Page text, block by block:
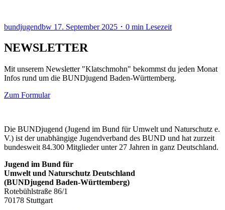
bundjugendbw 17. September 2025 ･ 0 min Lesezeit
NEWSLETTER
Mit unserem Newsletter "Klatschmohn" bekommst du jeden Monat
Infos rund um die BUNDjugend Baden-Württemberg.
Zum Formular
Die BUNDjugend (Jugend im Bund für Umwelt und Naturschutz e.
V.) ist der unabhängige Jugendverband des BUND und hat zurzeit
bundesweit 84.300 Mitglieder unter 27 Jahren in ganz Deutschland.
Jugend im Bund für
Umwelt und Naturschutz Deutschland
(BUNDjugend Baden-Württemberg)
Rotebühlstraße 86/1
70178 Stuttgart